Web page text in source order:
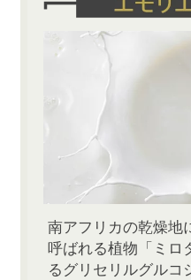
南アフリカの乾燥地
呼ばれる植物「ミロ
るグリセリルグルコ